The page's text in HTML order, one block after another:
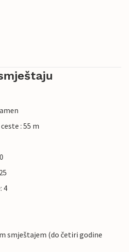
: 55 m
4
smještajem (do četiri godine